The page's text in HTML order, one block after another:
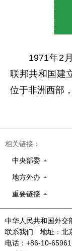
1971年2月
联邦共和国建
位于非洲西部
相关链接：
中央部委
地方外办
重要链接
中华人民共和国外
联系我们 地址：北
电话：+86-10-